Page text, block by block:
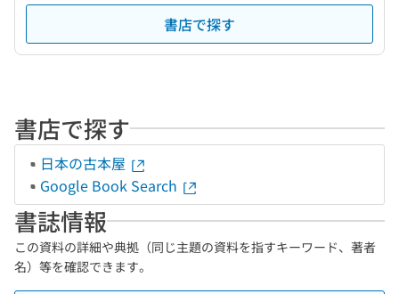
書店で探す
書店で探す
日本の古本屋
Google Book Search
書誌情報
この資料の詳細や典拠（同じ主題の資料を指すキーワード、著者
名）等を確認できます。